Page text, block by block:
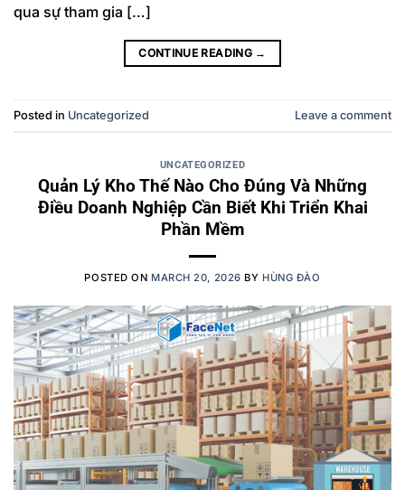
qua sự tham gia […]
CONTINUE READING →
Posted in Uncategorized Leave a comment
UNCATEGORIZED
Quản Lý Kho Thế Nào Cho Đúng Và Những
Điều Doanh Nghiệp Cần Biết Khi Triển Khai
Phần Mềm
POSTED ON MARCH 20, 2026 BY HÙNG ĐÀO